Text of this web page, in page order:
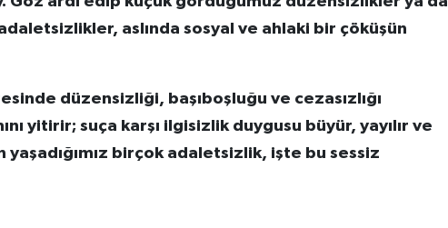
aslında sosyal ve ahlaki bir çöküşün
düzensizliği, başıboşluğu ve cezasızlığı
yitirir; suça karşı ilgisizlik duygusu büyür, yayılır ve
yaşadığımız birçok adaletsizlik, işte bu sessiz